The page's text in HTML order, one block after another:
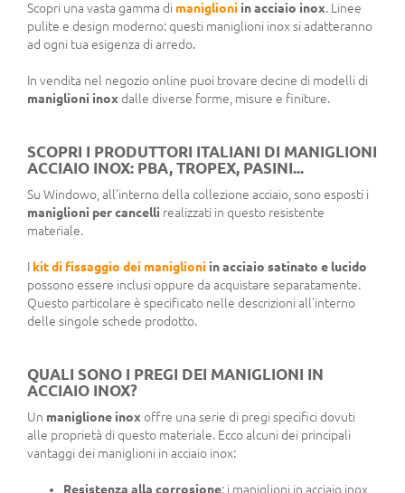
Scopri una vasta gamma di maniglioni in acciaio inox. Linee
pulite e design moderno: questi maniglioni inox si adatteranno
ad ogni tua esigenza di arredo.
In vendita nel negozio online puoi trovare decine di modelli di
maniglioni inoxdalle diverse forme, misure e finiture.
SCOPRI I PRODUTTORI ITALIANI DI MANIGLIONI
ACCIAIO INOX: PBA, TROPEX, PASINI...
Su Windowo, all'interno della collezione acciaio, sono esposti i
maniglioni per cancelli realizzati in questo resistente
materiale.
I kit di fissaggio dei maniglioni in acciaio satinato e lucido
possono essere inclusi oppure da acquistare separatamente.
Questo particolare è specificato nelle descrizioni all'interno
delle singole schede prodotto.
QUALI SONO I PREGI DEI MANIGLIONI IN
ACCIAIO INOX?
Un maniglione inoxoffre una serie di pregi specifici dovuti
alle proprietà di questo materiale. Ecco alcuni dei principali
vantaggi dei maniglioni in acciaio inox:
Resistenza alla corrosione: i maniglioni in acciaio inox